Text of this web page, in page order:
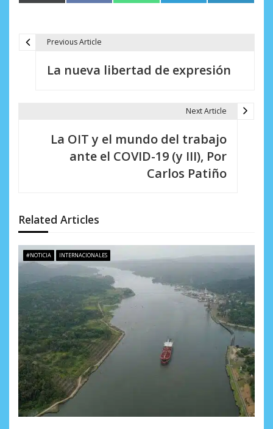
(Twitter)
ó
n
d
e
e
n
t
r
a
Previous Article
La nueva libertad de expresión
Next Article
La OIT y el mundo del trabajo
ante el COVID-19 (y III), Por
Carlos Patiño
Related Articles
#NOTICIA INTERNACIONALES